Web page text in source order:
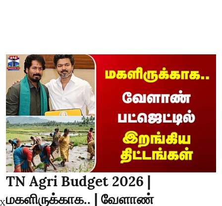
TN Agri Budget 2026 |
மகளிருக்காக.. | வேளாண்
X